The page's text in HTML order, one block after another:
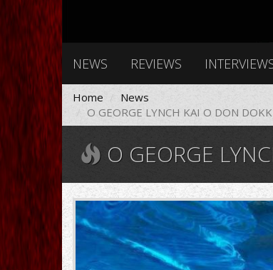
NEWS REVIEWS
Home
News
O GEORGE LYNCH ΚΑΙ O DON
O GEORGE LYNCH ΚΑΙ O